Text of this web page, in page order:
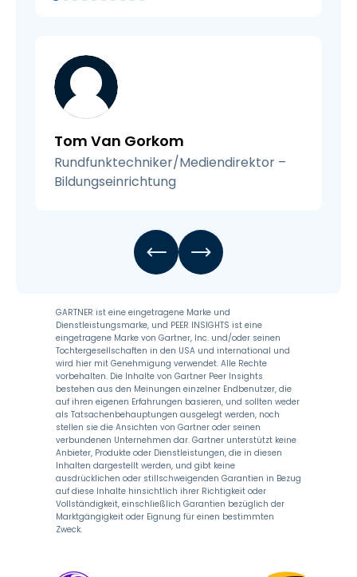
Tom Van Gorkom
Rundfunktechniker/Mediendirektor –
Bildungseinrichtung
GARTNER ist eine eingetragene Marke und
Dienstleistungsmarke, und PEER INSIGHTS ist eine
eingetragene Marke von Gartner, Inc. und/oder seinen
Tochtergesellschaften in den USA und international und
wird hier mit Genehmigung verwendet. Alle Rechte
vorbehalten. Die Inhalte von Gartner Peer Insights
bestehen aus den Meinungen einzelner Endbenutzer, die
auf ihren eigenen Erfahrungen basieren, und sollten weder
als Tatsachenbehauptungen ausgelegt werden, noch
stellen sie die Ansichten von Gartner oder seinen
verbundenen Unternehmen dar. Gartner unterstützt keine
Anbieter, Produkte oder Dienstleistungen, die in diesen
Inhalten dargestellt werden, und gibt keine
ausdrücklichen oder stillschweigenden Garantien in Bezug
auf diese Inhalte hinsichtlich ihrer Richtigkeit oder
Vollständigkeit, einschließlich Garantien bezüglich der
Marktgängigkeit oder Eignung für einen bestimmten
Zweck.